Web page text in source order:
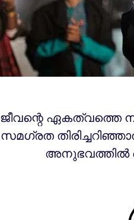
ജീവന്റെ ഏകത്വത്തെ
സമഗ്രത
അനുഭവത്തിൽ